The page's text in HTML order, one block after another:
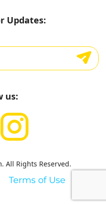
Updates:
us:
All Rights Reserved.
Terms of Use